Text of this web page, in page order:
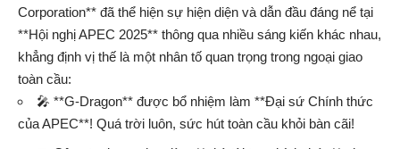
Corporation** đã thể hiện sự hiện diện và dẫn đầu đáng nể tại
**Hội nghị APEC 2025** thông qua nhiều sáng kiến khác nhau,
khẳng định vị thế là một nhân tố quan trọng trong ngoại giao
toàn cầu:
🎤 **G-Dragon** được bổ nhiệm làm **Đại sứ Chính thức
của APEC**! Quá trời luôn, sức hút toàn cầu khỏi bàn cãi!